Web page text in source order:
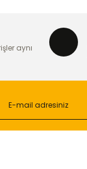
aynı